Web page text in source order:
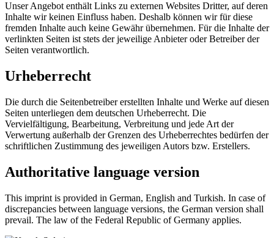
Unser Angebot enthält Links zu externen Websites Dritter, auf deren
Inhalte wir keinen Einfluss haben. Deshalb können wir für diese
fremden Inhalte auch keine Gewähr übernehmen. Für die Inhalte der
verlinkten Seiten ist stets der jeweilige Anbieter oder Betreiber der
Seiten verantwortlich.
Urheberrecht
Die durch die Seitenbetreiber erstellten Inhalte und Werke auf diesen
Seiten unterliegen dem deutschen Urheberrecht. Die
Vervielfältigung, Bearbeitung, Verbreitung und jede Art der
Verwertung außerhalb der Grenzen des Urheberrechtes bedürfen der
schriftlichen Zustimmung des jeweiligen Autors bzw. Erstellers.
Authoritative language version
This imprint is provided in German, English and Turkish. In case of
discrepancies between language versions, the German version shall
prevail. The law of the Federal Republic of Germany applies.